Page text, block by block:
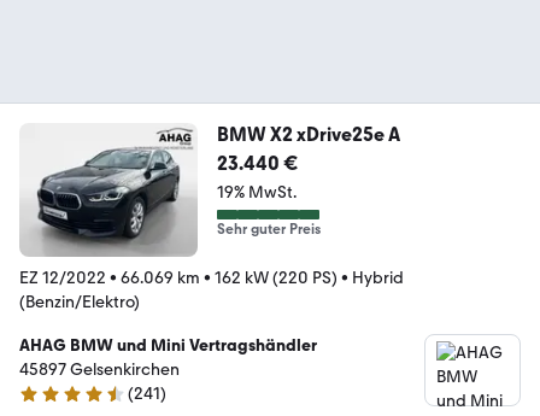
BMW X2 xDrive25e A
23.440 €
19% MwSt.
Sehr guter Preis
EZ 12/2022 • 66.069 km • 162 kW (220 PS) • Hybrid
(Benzin/Elektro)
AHAG BMW und Mini Vertragshändler
45897 Gelsenkirchen
4.4 Sterne
(241)